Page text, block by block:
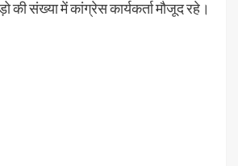
संख्या में कांग्रेस कार्यकर्ता मौजूद रहे।